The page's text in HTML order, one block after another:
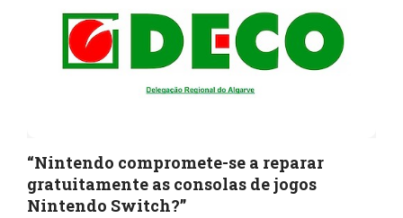
“Nintendo compromete-se a reparar
gratuitamente as consolas de jogos
Nintendo Switch?”